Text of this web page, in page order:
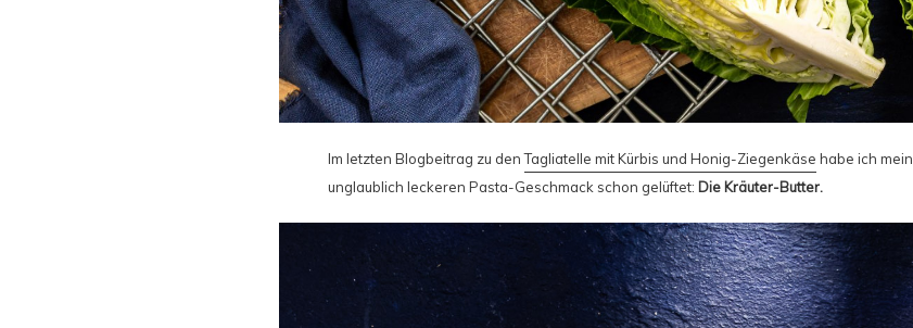
Im letzten Blogbeitrag zu denTagliatelle mit Kürbis und Honig-Ziegenkäse habe ich mein
unglaublich leckeren Pasta-Geschmack schon gelüftet: Die Kräuter-Butter.